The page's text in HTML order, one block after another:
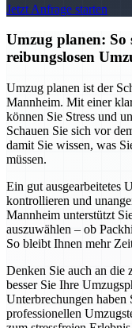
Jetzt Anfrage starten
Umzug planen: So
reibungslosen
Umzug planen ist der
Mannheim. Mit einer
können Sie Stress und
Schauen Sie sich vor
damit Sie wissen, was
müssen.
Ein gut ausgearbeitetes
kontrollieren und
Mannheim unterstützt
auszuwählen – ob
So bleibt Ihnen mehr
Denken Sie auch an die
besser Sie Ihre
Unterbrechungen
professionellen